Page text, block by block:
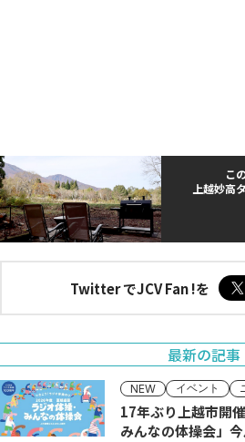
こ
上越妙高
Twitter でJCV Fan !を
最新の記事
NEW イベント
17年ぶり上越市開
みんなの体操会」